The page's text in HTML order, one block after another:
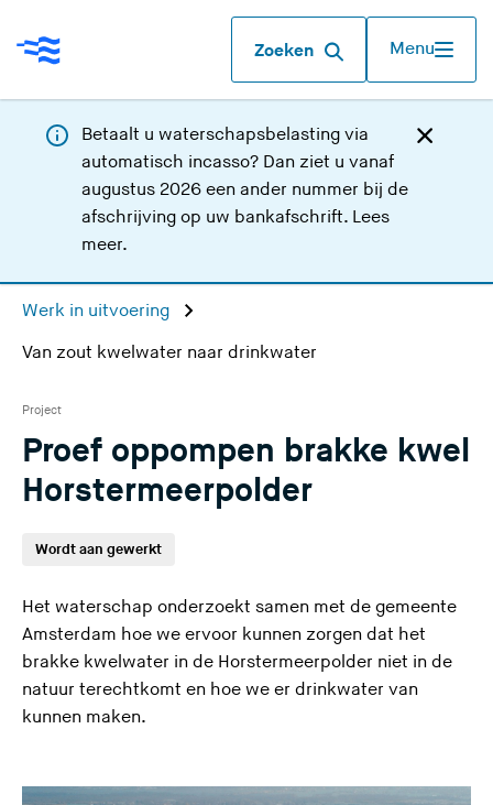
Zoeken Menu
Betaalt u waterschapsbelasting via
automatisch incasso? Dan ziet u vanaf
augustus 2026 een ander nummer bij de
afschrijving op uw bankafschrift. Lees
meer.
Werk in uitvoering
Van zout kwelwater naar drinkwater
Project
Proef oppompen brakke kwel
Horstermeerpolder
Wordt aan gewerkt
Het waterschap onderzoekt samen met de gemeente
Amsterdam hoe we ervoor kunnen zorgen dat het
brakke kwelwater in de Horstermeerpolder niet in de
natuur terechtkomt en hoe we er drinkwater van
kunnen maken.